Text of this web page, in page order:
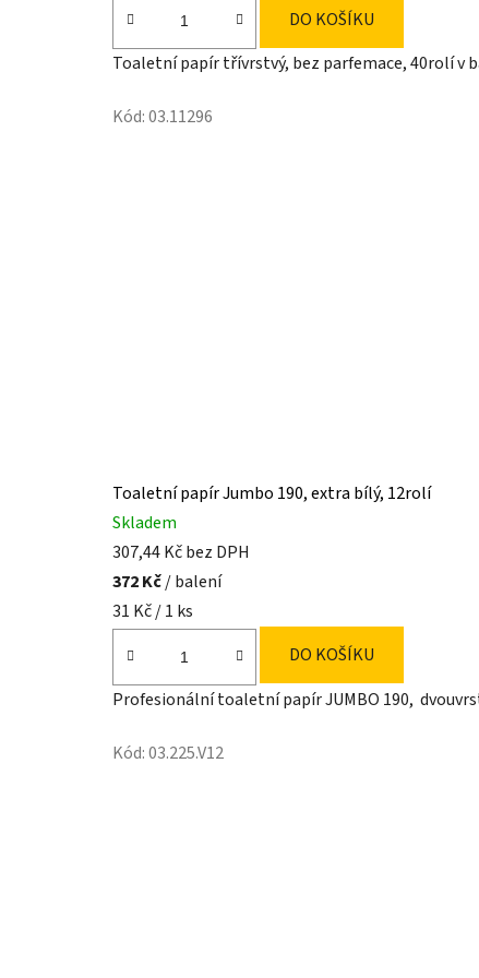
DO KOŠÍKU
Toaletní papír třívrstvý, bez parfemace, 40rolí v
Kód:03.11296
Toaletní papír Jumbo 190, extra bílý, 12rolí
Skladem
307,44 Kč bez DPH
372 Kč/ balení
Měrná
31 Kč / 1 ks
DO KOŠÍKU
Profesionální toaletní papír JUMBO 190,
Kód:03.225.V12